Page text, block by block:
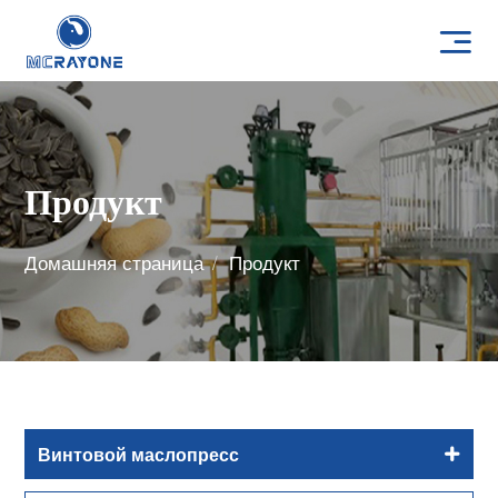
Продукт
Домашняя страница Продукт
Винтовой маслопресс